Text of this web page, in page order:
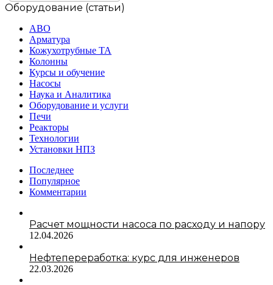
Оборудование (статьи)
АВО
Арматура
Кожухотрубные ТА
Колонны
Курсы и обучение
Насосы
Наука и Аналитика
Оборудование и услуги
Печи
Реакторы
Технологии
Установки НПЗ
Последнее
Популярное
Комментарии
Расчет мощности насоса по расходу и напору
12.04.2026
Нефтепереработка: курс для инженеров
22.03.2026